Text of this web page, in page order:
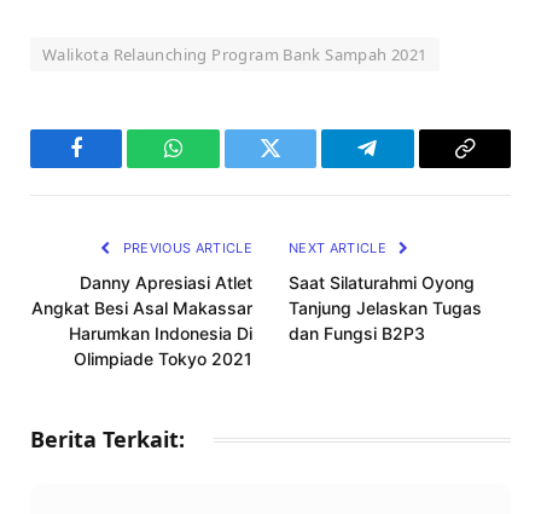
Walikota Relaunching Program Bank Sampah 2021
Facebook WhatsAppTwitter Telegram
Copy
PREVIOUS ARTICLE
Danny Apresiasi Atlet
Angkat Besi Asal Makassar
Harumkan Indonesia Di
Olimpiade Tokyo 2021
NEXT ARTICLE
Saat Silaturahmi Oyong
Tanjung Jelaskan Tugas
dan Fungsi B2P3
Berita Terkait: